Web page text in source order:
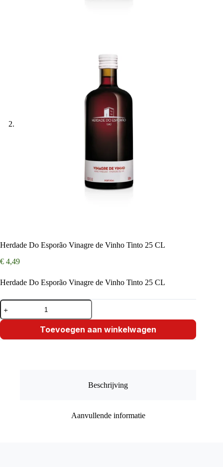
Herdade Do Esporão Vinagre de Vinho Tinto 25 CL
€ 4,49
Herdade Do Esporão Vinagre de Vinho Tinto 25 CL
Herdade
Do
Esporão
de
Toevoegen aan winkelwagen
Beschrijving
Aanvullende informatie